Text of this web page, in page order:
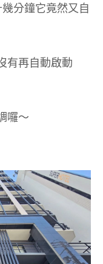
分鐘它竟然又自
有再自動啟動
囉～